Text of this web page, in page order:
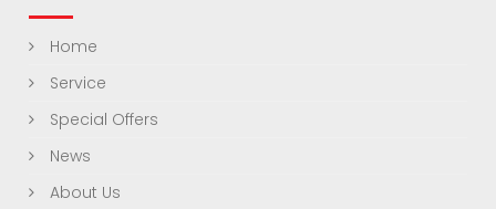
Home
Service
Special Offers
News
About Us